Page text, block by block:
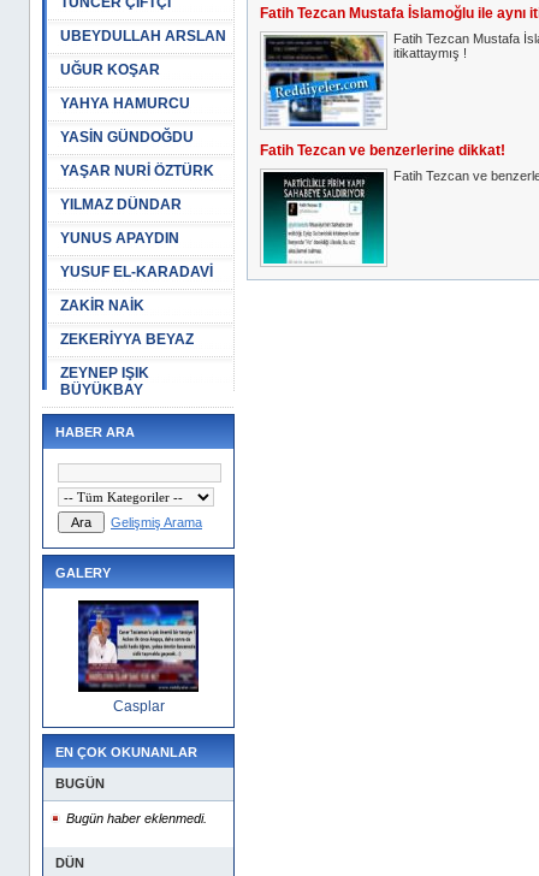
UBEYDULLAH ARSLAN
UĞUR KOŞAR
YAHYA HAMURCU
YASİN GÜNDOĞDU
YAŞAR NURİ ÖZTÜRK
YILMAZ DÜNDAR
YUNUS APAYDIN
YUSUF EL-KARADAVİ
ZAKİR NAİK
ZEKERİYYA BEYAZ
ZEYNEP IŞIK
BÜYÜKBAY
HABER ARA
Gelişmiş Arama
GALERY
Casplar
EN ÇOK OKUNANLAR
BUGÜN
Bugün haber eklenmedi.
DÜN
Fatih Tezcan Mustafa İslamoğlu ile aynı
Fatih Tezcan Mustafa
itikattaymış !
Fatih Tezcan ve benzerlerine dikkat!
Fatih Tezcan ve